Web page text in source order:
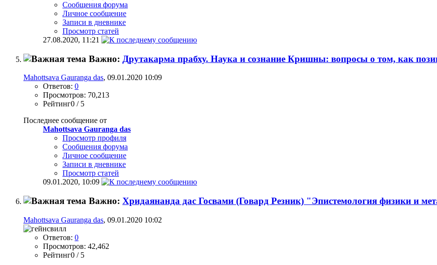
Сообщения форума
Личное сообщение
Записи в дневнике
Просмотр статей
27.08.2020, 11:21
Важно: Друтакарма прабху. Наука и сознание Кришны: вопросы о том, как
Mahottsava Gauranga das, 09.01.2020 10:09
Ответов: 0
Просмотров: 70,213
Рейтинг0 / 5
Последнее сообщение от
Mahottsava Gauranga das
Просмотр профиля
Сообщения форума
Личное сообщение
Записи в дневнике
Просмотр статей
09.01.2020, 10:09
Важно: Хридаянанда дас Госвами (Говард Резник) "Эпистемология физики и
Mahottsava Gauranga das, 09.01.2020 10:02
Ответов: 0
Просмотров: 42,462
Рейтинг0 / 5